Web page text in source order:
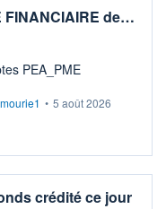
FINANCIAIRE de…
comptes PEA_PME
• 5 août 2026
crédité ce jour